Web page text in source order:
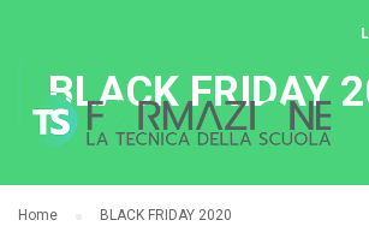
BLACK FRIDAY
Home BLACK FRIDAY 2020